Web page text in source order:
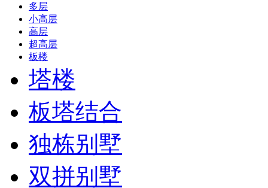
多层
小高层
高层
超高层
板楼
塔楼
板塔结合
独栋别墅
双拼别墅